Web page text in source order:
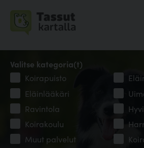
Valitse kategoria(t)
Koirapuisto
Eläinlääkäri
Ravintola
Koirakoulu
Muut palvelut